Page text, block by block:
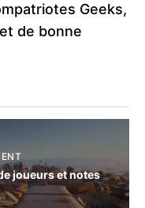
Geeks,
de bonne
joueurs et notes